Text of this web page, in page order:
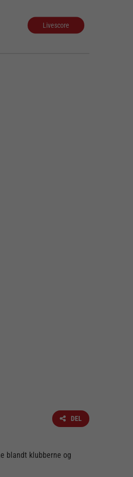
Livescore
DEL
blandt klubberne og